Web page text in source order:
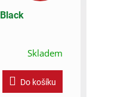
Skladem
Do košíku